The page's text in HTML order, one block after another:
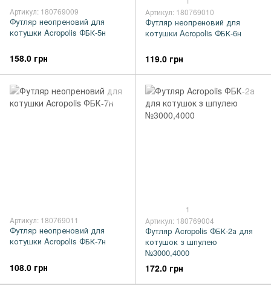
Артикул: 180769009
Футляр неопреновий для
котушки Acropolis ФБК-5н
158.0 грн
Артикул: 180769010
Футляр неопреновий для
котушки Acropolis ФБК-6н
119.0 грн
Артикул: 180769011
Футляр неопреновий для
котушки Acropolis ФБК-7н
108.0 грн
1
Артикул: 180769004
Футляр Acropolis ФБК-2а для
котушок з шпулею
№3000,4000
172.0 грн